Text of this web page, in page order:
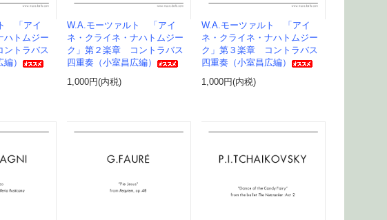
「アイ
ハトムジー
トラバス
）
W.A.モーツァルト 「アイ
ネ・クライネ・ナハトムジー
ク」第２楽章 コントラバス
四重奏（小室昌広編）
1,000円(内税)
W.A.モーツァルト 「アイ
ネ・クライネ・ナハトムジー
ク」第３楽章 コントラバス
四重奏（小室昌広編）
1,000円(内税)